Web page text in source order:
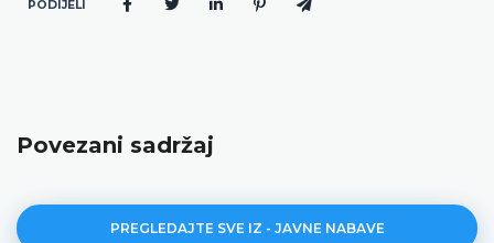
PODIJELI
Povezani sadržaj
PREGLEDAJTE SVE IZ - JAVNE NABAVE